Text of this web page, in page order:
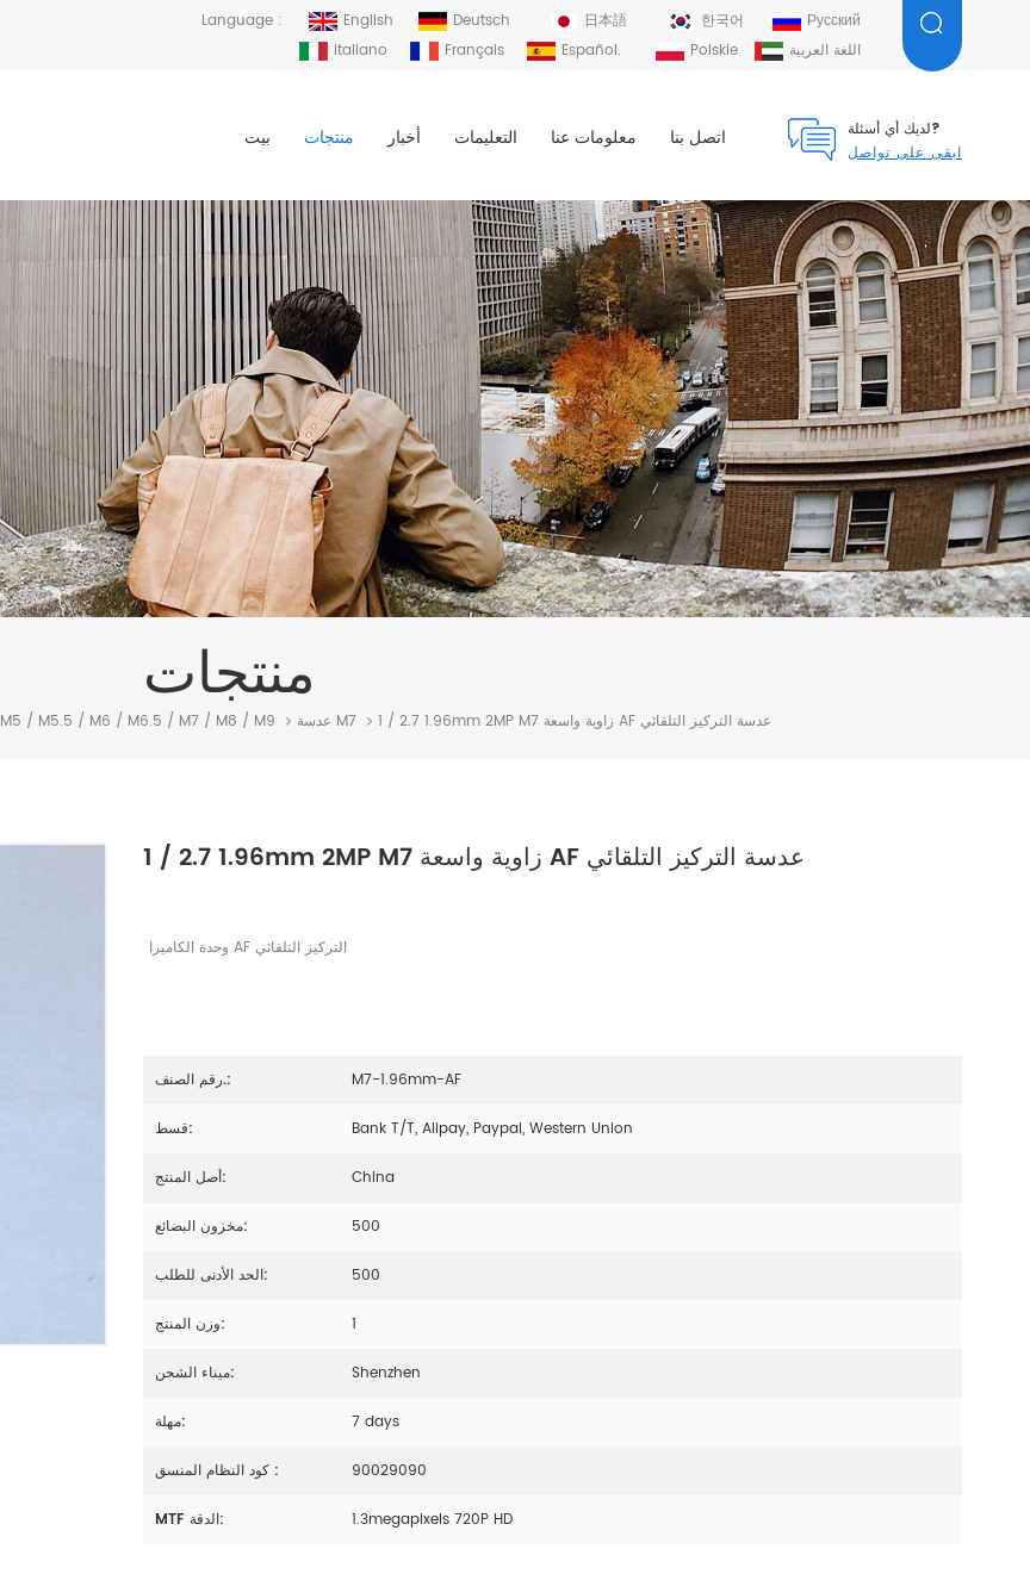
Language : English Deutsch 日本語 한국어
Русский
Italiano
Français Español. Polskie اللغة العربية
لديك أي أسئلة?
ابقى على تواصل
بيت منتجات أخبار التعليمات معلومات عنا اتصل بنا
منتجات
عدسة M5 / M5.5 / M6 / M6.5 / M7 / M8 / M9 عدسة M7 1 / 2.7 1.96mm 2MP M7 زاوية واسعة AF عدسة التركيز التلقائي
1 / 2.7 1.96mm 2MP M7 زاوية واسعة AF عدسة التركيز التلقائي
وحدة الكاميرا AF التركيز التلقائي
رقم الصنف.: M7-1.96mm-AF
قسط: Bank T/T, Alipay, Paypal, Western Union
أصل المنتج: China
مخزون البضائع: 500
الحد الأدنى للطلب: 500
وزن المنتج: 1
ميناء الشحن: Shenzhen
مهلة: 7 days
كود النظام المنسق : 90029090
MTF الدقة: 1.3megapixels 720P HD